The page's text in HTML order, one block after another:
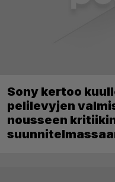
Sony kertoo
pelilevyjen
nousseen